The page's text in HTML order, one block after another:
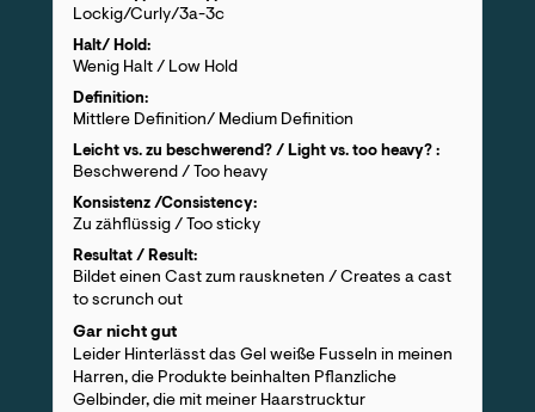
Lockig/Curly/3a-3c
Halt/ Hold:
Wenig Halt / Low Hold
Definition:
Mittlere Definition/ Medium Definition
Leicht vs. zu beschwerend? / Light vs. too heavy? :
Beschwerend / Too heavy
Konsistenz /Consistency:
Zu zähflüssig / Too sticky
Resultat / Result:
Bildet einen Cast zum rauskneten / Creates a cast
to scrunch out
Gar nicht gut
Leider Hinterlässt das Gel weiße Fusseln in meinen
Harren, die Produkte beinhalten Pflanzliche
Gelbinder, die mit meiner Haarstrucktur